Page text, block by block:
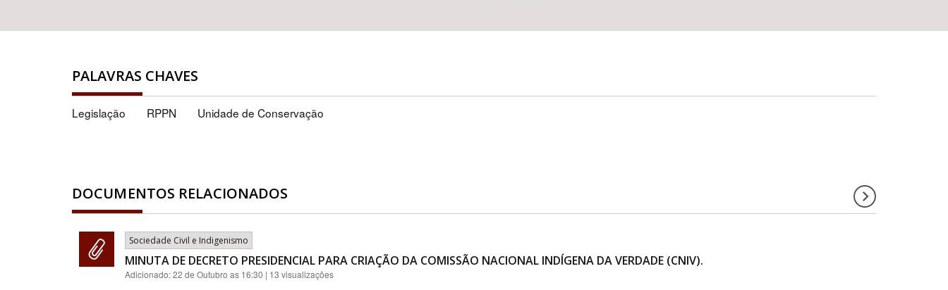
PALAVRAS CHAVES
Legislação RPPN Unidade de Conservação
DOCUMENTOS RELACIONADOS
Sociedade Civil e Indigenismo
MINUTA DE DECRETO PRESIDENCIAL PARA CRIAÇÃO DA COMISSÃO NACIONAL INDÍGENA DA VERDADE (CNIV).
Adicionado:22 de Outubro as 16:30 | 13 visualizações